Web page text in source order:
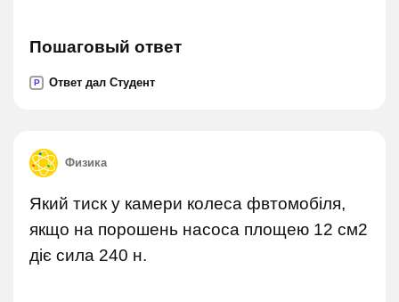
Пошаговый ответ
P Ответ дал Студент
Физика
Який тиск у камери колеса фвтомобіля,
якщо на порошень насоса площею 12 см2
діє сила 240 н.